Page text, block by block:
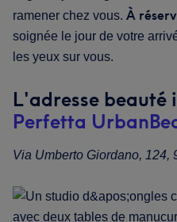
ramener chez vous. À
soignée le jour de votre
les yeux sur vous.
L'adresse beauté
Perfetta
Via Umberto Giordano, 124,